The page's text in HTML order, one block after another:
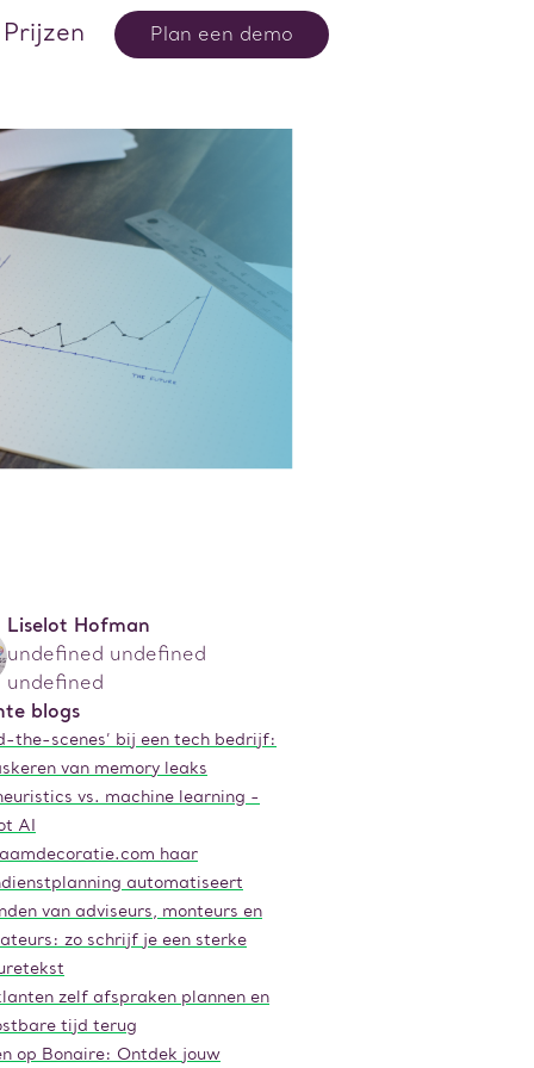
Prijzen Plan een demo
Liselot Hofman
undefined undefined
undefined
blogs
the-scenes’ bij een tech bedrijf:
van memory leaks
vs. machine learning -
AI
haar
automatiseert
van adviseurs, monteurs en
zo schrijf je een sterke
zelf afspraken plannen en
tijd terug
op Bonaire: Ontdek jouw